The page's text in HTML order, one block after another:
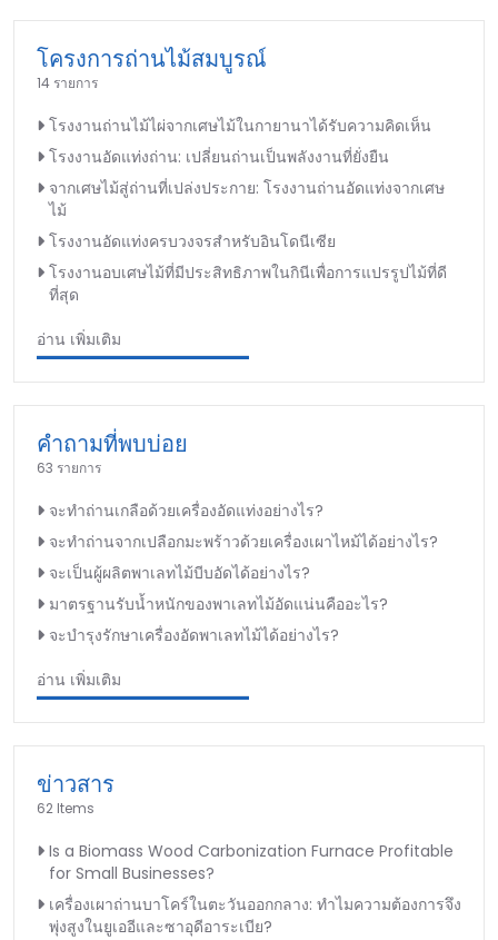
โครงการถ่านไม้สมบูรณ์
14 รายการ
โรงงานถ่านไม้ไผ่จากเศษไม้ในกายานาได้รับความคิดเห็น
โรงงานอัดแท่งถ่าน: เปลี่ยนถ่านเป็นพลังงานที่ยั่งยืน
จากเศษไม้สู่ถ่านที่เปล่งประกาย: โรงงานถ่านอัดแท่งจากเศษ
ไม้
โรงงานอัดแท่งครบวงจรสำหรับอินโดนีเซีย
โรงงานอบเศษไม้ที่มีประสิทธิภาพในกินีเพื่อการแปรรูปไม้ที่ดี
ที่สุด
อ่าน เพิ่มเติม
คำถามที่พบบ่อย
63 รายการ
จะทำถ่านเกลือด้วยเครื่องอัดแท่งอย่างไร?
จะทำถ่านจากเปลือกมะพร้าวด้วยเครื่องเผาไหม้ได้อย่างไร?
จะเป็นผู้ผลิตพาเลทไม้บีบอัดได้อย่างไร?
มาตรฐานรับน้ำหนักของพาเลทไม้อัดแน่นคืออะไร?
จะบำรุงรักษาเครื่องอัดพาเลทไม้ได้อย่างไร?
อ่าน เพิ่มเติม
ข่าวสาร
62 Items
Is a Biomass Wood Carbonization Furnace Profitable
for Small Businesses?
เครื่องเผาถ่านบาโคร์ในตะวันออกกลาง: ทำไมความต้องการจึง
พุ่งสูงในยูเออีและซาอุดีอาระเบีย?